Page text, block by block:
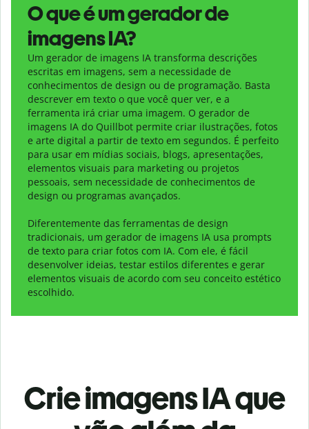
O que é um gerador de
imagens IA?
Um gerador de imagens IA transforma descrições
escritas em imagens, sem a necessidade de
conhecimentos de design ou de programação. Basta
descrever em texto o que você quer ver, e a
ferramenta irá criar uma imagem. O gerador de
imagens IA do Quillbot permite criar ilustrações, fotos
e arte digital a partir de texto em segundos. É perfeito
para usar em mídias sociais, blogs, apresentações,
elementos visuais para marketing ou projetos
pessoais, sem necessidade de conhecimentos de
design ou programas avançados.
Diferentemente das ferramentas de design
tradicionais, um gerador de imagens IA usa prompts
de texto para criar fotos com IA. Com ele, é fácil
desenvolver ideias, testar estilos diferentes e gerar
elementos visuais de acordo com seu conceito estético
escolhido.
Crie imagens IA que